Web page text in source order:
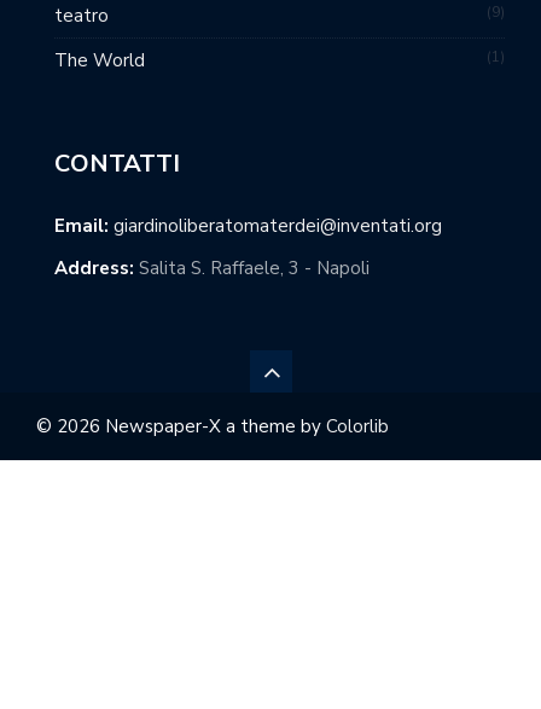
teatro 9
The World 1
CONTATTI
Email: giardinoliberatomaterdei@inventati.org
Address: Salita S. Raffaele, 3 - Napoli
© 2026 Newspaper-X a theme by Colorlib